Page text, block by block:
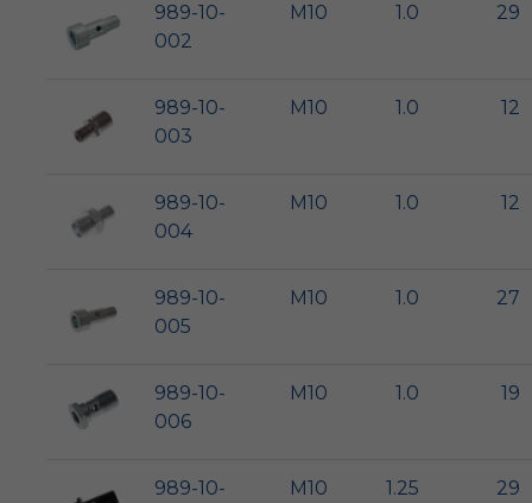
989-10-
002
M10 1.0 29
989-10-
003
M10 1.0 12
989-10-
004
M10 1.0 12
989-10-
005
M10 1.0 27
989-10-
006
M10 1.0 19
989-10-
M10 1.25 29